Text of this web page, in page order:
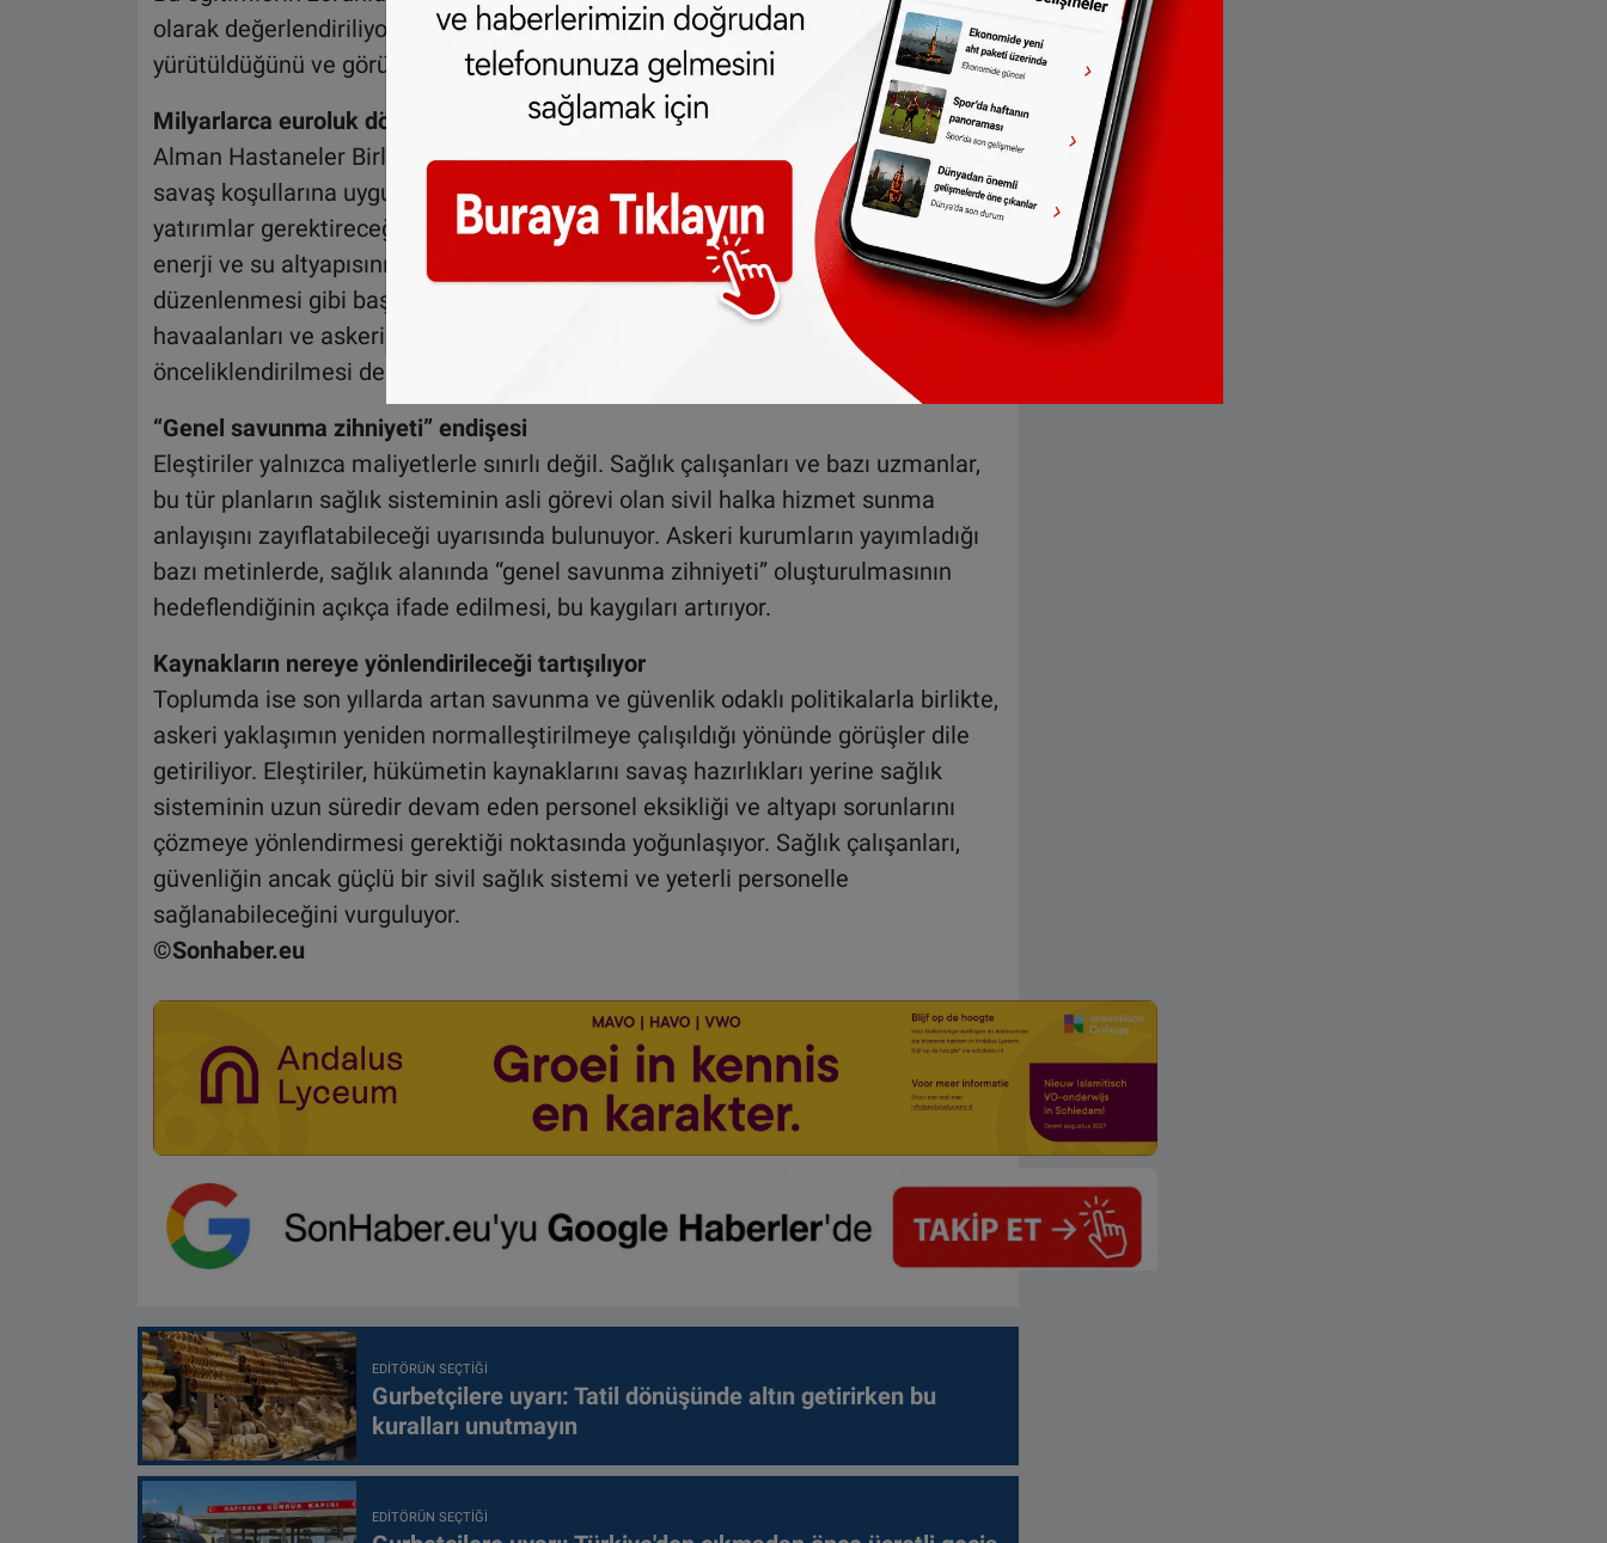
olarak değerlendiriliyor. Çalışan temsilcileri, sürecin kendilerine danışılmadan
yürütüldüğünü ve görüşlerinin yeterince dikkate alınmadığını dile getiriyor.
Milyarlarca euroluk dönüşüm ihtiyacı
Alman Hastaneler Birliği tarafından yayımlanan bir çalışmada, hastanelerin
savaş koşullarına uygun hale getirilmesinin milyarlarca euroyu bulabilecek
yatırımlar gerektireceği vurgulanıyor. Bu kapsamda yer altı tesislerinin inşası,
enerji ve su altyapısının güçlendirilmesi ile acil durum lojistiğinin yeniden
düzenlenmesi gibi başlıklar öne çıkıyor. Ayrıca hastanelerin, limanlar,
havaalanları ve askeri üsler gibi stratejik noktalara olan yakınlıklarına göre
önceliklendirilmesi de planlanıyor.
“Genel savunma zihniyeti” endişesi
Eleştiriler yalnızca maliyetlerle sınırlı değil. Sağlık çalışanları ve bazı uzmanlar,
bu tür planların sağlık sisteminin asli görevi olan sivil halka hizmet sunma
anlayışını zayıflatabileceği uyarısında bulunuyor. Askeri kurumların yayımladığı
bazı metinlerde, sağlık alanında “genel savunma zihniyeti” oluşturulmasının
hedeflendiğinin açıkça ifade edilmesi, bu kaygıları artırıyor.
Kaynakların nereye yönlendirileceği tartışılıyor
Toplumda ise son yıllarda artan savunma ve güvenlik odaklı politikalarla birlikte,
askeri yaklaşımın yeniden normalleştirilmeye çalışıldığı yönünde görüşler dile
getiriliyor. Eleştiriler, hükümetin kaynaklarını savaş hazırlıkları yerine sağlık
sisteminin uzun süredir devam eden personel eksikliği ve altyapı sorunlarını
çözmeye yönlendirmesi gerektiği noktasında yoğunlaşıyor. Sağlık çalışanları,
güvenliğin ancak güçlü bir sivil sağlık sistemi ve yeterli personelle
sağlanabileceğini vurguluyor.
©Sonhaber.eu
EDITÖRÜN SEÇTIĞI
Gurbetçilere uyarı: Tatil dönüşünde altın getirirken bu
kuralları unutmayın
EDITÖRÜN SEÇTIĞI